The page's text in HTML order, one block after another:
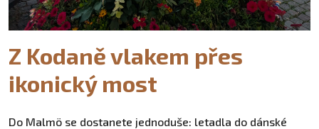
Z Kodaně vlakem přes
ikonický most
Do Malmö se dostanete jednoduše: letadla do dánské